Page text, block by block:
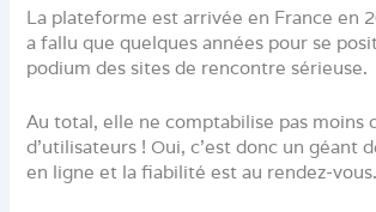
La plateforme est arrivée en France en
a fallu que quelques années pour se
podium des sites de rencontre sérieuse.
Au total, elle ne comptabilise pas moins
d’utilisateurs ! Oui, c’est donc un géant
en ligne et la fiabilité est au rendez-vous.